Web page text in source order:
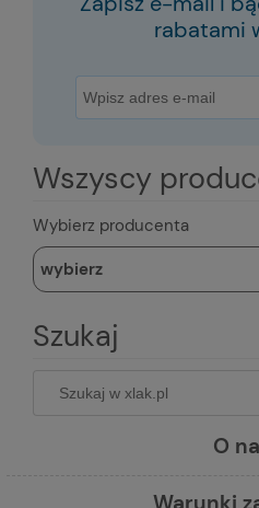
rabatami
Wszyscy
Wybierz producenta
Szukaj
O